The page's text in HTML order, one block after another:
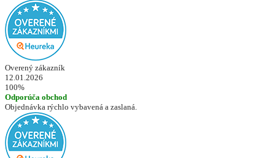
Overený zákazník
12.01.2026
100%
Odporúča obchod
Objednávka rýchlo vybavená a zaslaná.